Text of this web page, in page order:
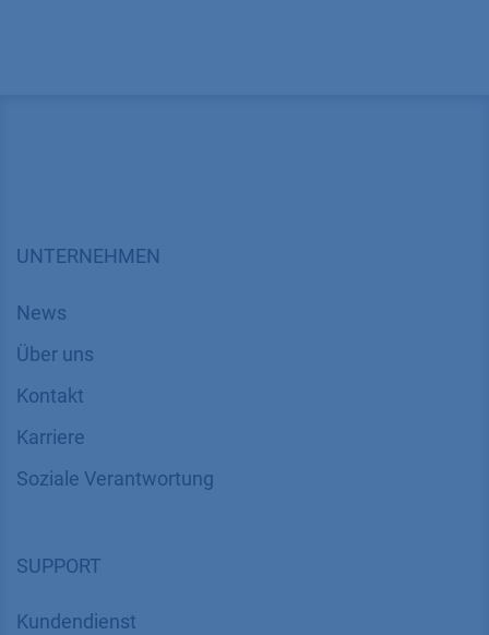
UNTERNEHMEN
News
Über uns
Kontakt
Karriere
Soziale Verantwortung
SUPPORT
Kundendienst